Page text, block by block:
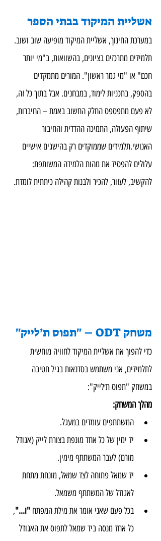
אשליית המיקוד בבתי הספר
במערכת החינוך, אשליית המיקוד מופיעה שוב ושוב.
תלמידים מתרכזים בציונים, בהשוואות, ב"מי יותר
חכם" או "מי גמר ראשון". המורים מתמקדים
בהספק, בתכניות לימוד, במבחנים. אבל בתוך כל זה,
לא פעם מתפספס החלק החשוב באמת – החיברות,
שיתוף הפעולה, התמיכה ההדדית והחיבור
האנושי.תלמידים שממוקדים רק בהישגים אישיים
עלולים להפסיד את מהות הלמידה המשותפת:
להקשיב, לעזור, להכיר ולבנות קהילה כיתתית לומדת.
משחק ODT – "תפוס ת׳לייק"
כדי להפוך את אשליית המיקוד לחוויה מוחשית
לתלמידים, אני משתמש בסדנאות בגיל חטיבה
במשחק "תפוס ת׳לייק":
מהלך המשחק:
המשתתפים עומדים במעגל.
יד ימין של כל אחד מונפת בצורת לייק (אגודל
מורם) לעבר המשתתף מימין.
יד שמאל פתוחה לצד שמאל, מונחת מתחת
לאגודל של המשתתף משמאל.
בכל פעם שאני אומר את מילת המפתח "ו...",
כל אחד מנסה ביד שמאל לתפוס את האגודל